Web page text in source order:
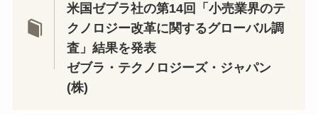
米国ゼブラ社の第14回「小売業界のテ
クノロジー改革に関するグローバル調
査」結果を発表
ゼブラ・テクノロジーズ・ジャパン
(株)